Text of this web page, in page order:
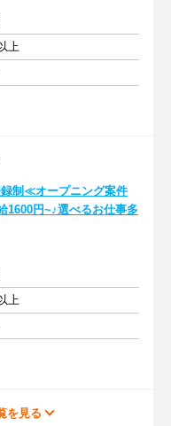
上
録制≪オープニング案件
1600円~♪選べるお仕事多
上
を見る